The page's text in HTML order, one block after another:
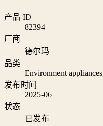
产品 ID
82394
厂商
德尔玛
品类
Environment appliances
发布时间
2025-06
状态
已发布